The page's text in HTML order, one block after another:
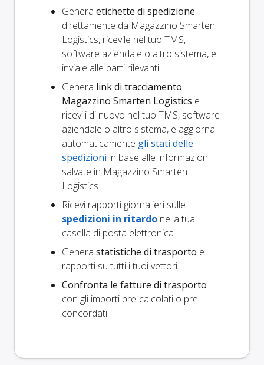
Genera etichette di spedizione
direttamente da Magazzino Smarten
Logistics, ricevile nel tuo TMS,
software aziendale o altro sistema, e
inviale alle parti rilevanti
Genera link di tracciamento
Magazzino Smarten Logistics e
ricevili di nuovo nel tuo TMS, software
aziendale o altro sistema, e aggiorna
automaticamente gli stati delle
spedizioni in base alle informazioni
salvate in Magazzino Smarten
Logistics
Ricevi rapporti giornalieri sulle
spedizioni in ritardo nella tua
casella di posta elettronica
Genera statistiche di trasporto e
rapporti su tutti i tuoi vettori
Confronta le fatture di trasporto
con gli importi pre-calcolati o pre-
concordati